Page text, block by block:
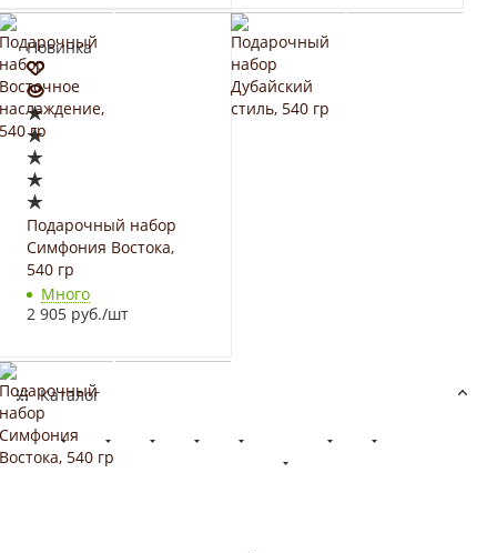
Новинка
Подарочный набор
Симфония Востока,
540 гр
Много
2 905 руб./шт
Каталог